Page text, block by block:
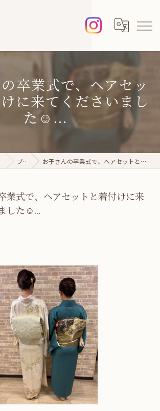
卒業式で、ヘアセッ
に来てくださいまし
た☺...
ブログ お子さんの卒業式で、ヘアセットと着付けに来てくださいました☺...
業式で、ヘアセットと着付けに来
した☺...